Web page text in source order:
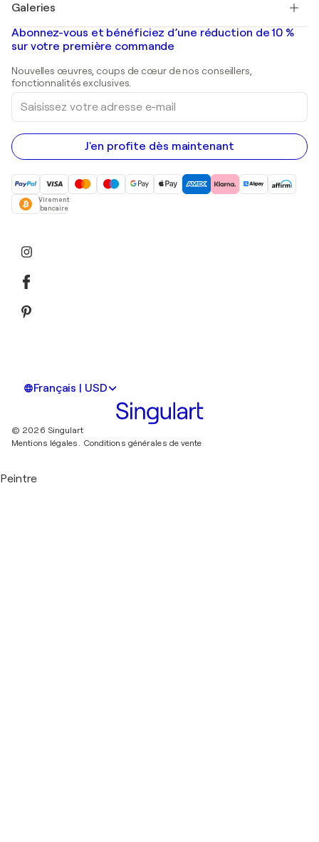
Banksy
Mr. Brainwash
Shepard Fairey
Tableaux abstraits à vendre
Peintures de paysage
Estampes
Peintures acryliques
Galeries
Galeries d'art en France
Galeries d'art en Belgique
Abonnez-vous et bénéficiez d’une réduction de 10 %
sur votre première commande
Nouvelles œuvres, coups de cœur de nos conseillers,
fonctionnalités exclusives.
Saisissez
votre
adresse
e-
mail
J'en profite dès maintenant
Virement
bancaire
Français | USD
© 2026 Singulart
Mentions légales.
Conditions générales de vente
Peintre